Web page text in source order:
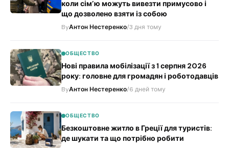
коли сім’ю можуть вивезти примусово і
що дозволено взяти із собою
ByАнтон Нестеренко/3 дня тому
ОБЩЕСТВО
Нові правила мобілізації з 1 серпня 2026
року: головне для громадян і роботодавців
ByАнтон Нестеренко/6 дней тому
ОБЩЕСТВО
Безкоштовне житло в Греції для туристів:
де шукати та що потрібно робити